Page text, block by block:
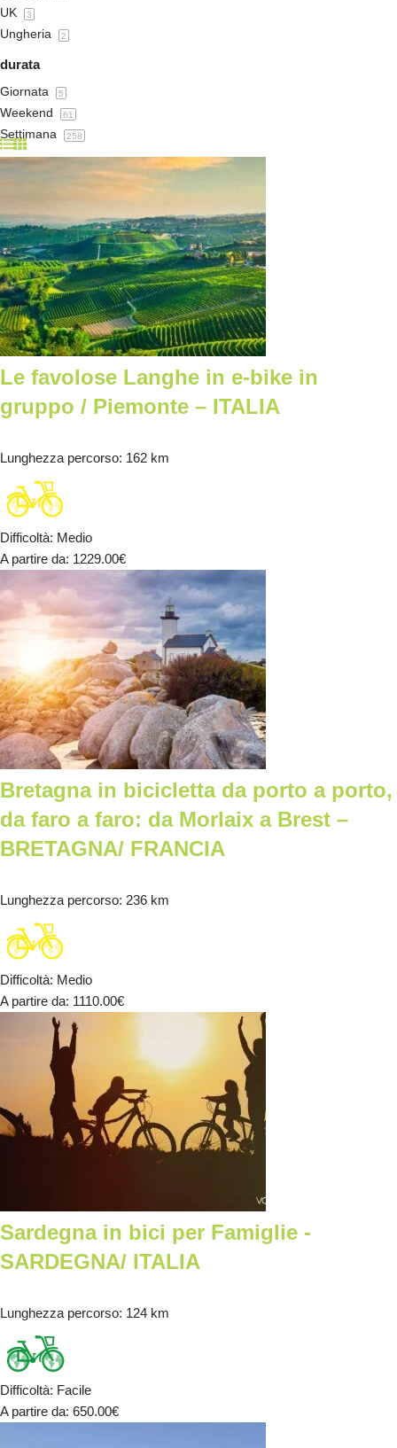
UK 3
Ungheria 2
durata
Giornata 5
Weekend 61
Settimana 258
Le favolose Langhe in e-bike in
gruppo / Piemonte – ITALIA
Lunghezza percorso: 162 km
Difficoltà: Medio
A partire da: 1229.00€
Bretagna in bicicletta da porto a porto,
da faro a faro: da Morlaix a Brest –
BRETAGNA/ FRANCIA
Lunghezza percorso: 236 km
Difficoltà: Medio
A partire da: 1110.00€
Sardegna in bici per Famiglie -
SARDEGNA/ ITALIA
Lunghezza percorso: 124 km
Difficoltà: Facile
A partire da: 650.00€